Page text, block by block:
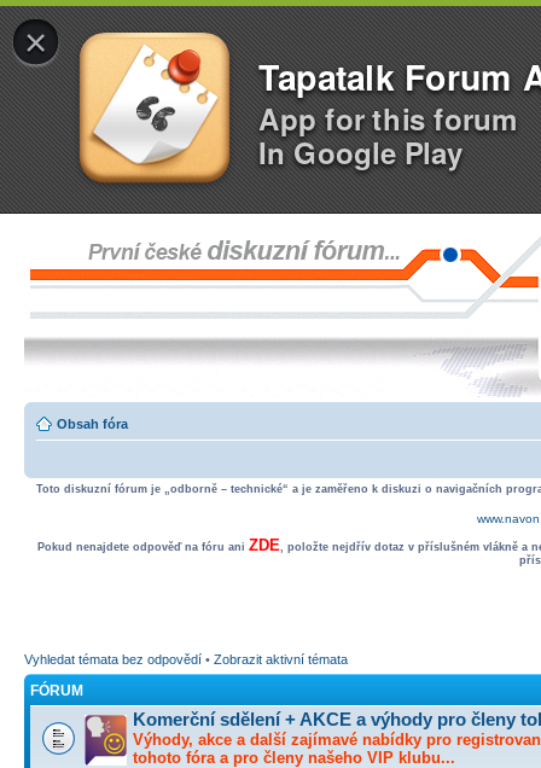
×
Tapatalk Forum
App for this forum
In Google Play
Obsah fóra
Toto diskuzní fórum je „odborně – technické“ a je zaměřeno k diskuzi o navigačních
Pokud nenajdete odpověď na fóru ani ZDE, položte nejdřív dotaz v příslušném vlákně a
Vyhledat témata bez odpovědí • Zobrazit aktivní témata
FÓRUM
Komerční sdělení + AKCE a výhody pro členy
Výhody, akce a další zajímavé nabídky pro
tohoto fóra a pro členy našeho VIP klubu...